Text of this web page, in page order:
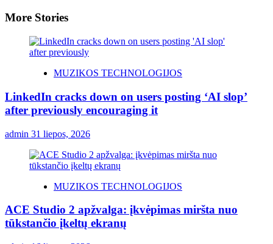
More Stories
MUZIKOS TECHNOLOGIJOS
LinkedIn cracks down on users posting ‘AI slop’
after previously encouraging it
admin 31 liepos, 2026
MUZIKOS TECHNOLOGIJOS
ACE Studio 2 apžvalga: įkvėpimas miršta nuo
tūkstančio įkeltų ekranų